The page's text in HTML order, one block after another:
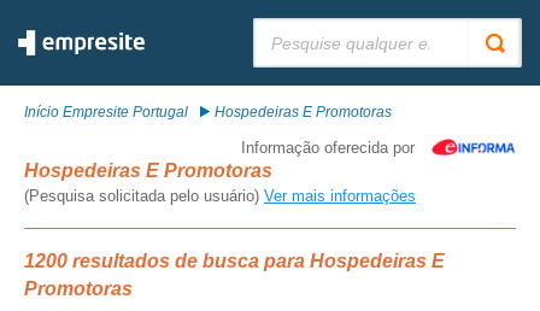
Início Empresite Portugal Hospedeiras E Promotoras
Informação oferecida por
Hospedeiras E Promotoras
(Pesquisa solicitada pelo usuário) Ver mais informações
1200 resultados de busca para Hospedeiras E
Promotoras